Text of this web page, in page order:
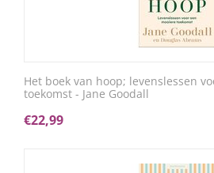
Het boek van hoop; levenslessen
toekomst - Jane Goodall
€22,99